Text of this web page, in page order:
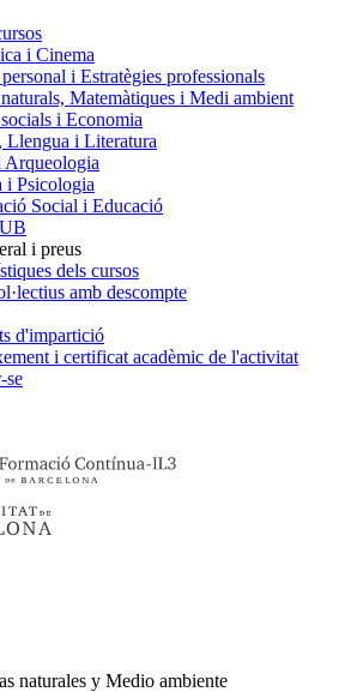
i Cinema
i Estratègies professionals
Matemàtiques i Medi ambient
i Economia
Llengua i Literatura
Arqueologia
i Psicologia
Social i Educació
i preus
dels cursos
amb descompte
d'impartició
i certificat acadèmic de l'activitat
se